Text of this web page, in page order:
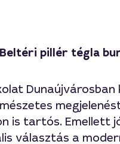
pillér tégla
is tartós. Emellett
választás a